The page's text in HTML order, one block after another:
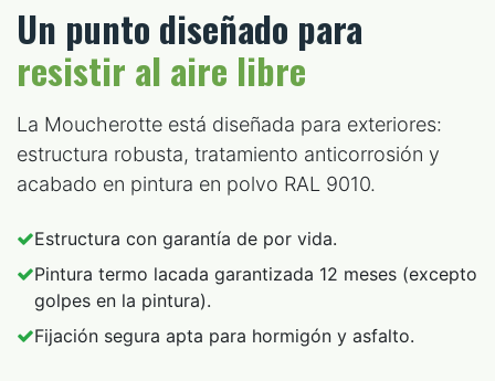
Un punto diseñado para
resistir al aire libre
La Moucherotte está diseñada para exteriores:
estructura robusta, tratamiento anticorrosión y
acabado en pintura en polvo RAL 9010.
Estructura con garantía de por vida.
Pintura termo lacada garantizada 12 meses (excepto
golpes en la pintura).
Fijación segura apta para hormigón y asfalto.